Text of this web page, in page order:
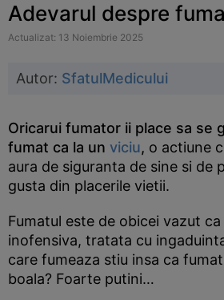
Adevarul despre
Actualizat: 13 Noiembrie 2025
Autor: SfatulMedicului
Oricarui fumator ii place sa se
fumat ca la un viciu, o actiune
aura de siguranta de sine si de
gusta din placerile vietii.
Fumatul este de obicei vazut
inofensiva, tratata cu
care fumeaza stiu insa ca
boala? Foarte putini…